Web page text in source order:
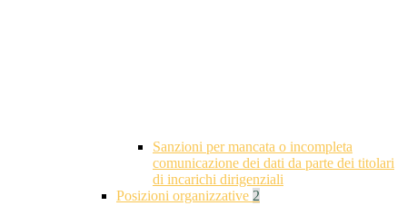
Sanzioni per mancata o incompleta
comunicazione dei dati da parte dei titolari
di incarichi dirigenziali
Posizioni organizzative 2